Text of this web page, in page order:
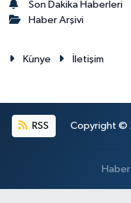
Son Dakika Haberleri
Haber Arşivi
Künye İletişim
RSS Copyright ©
Haber